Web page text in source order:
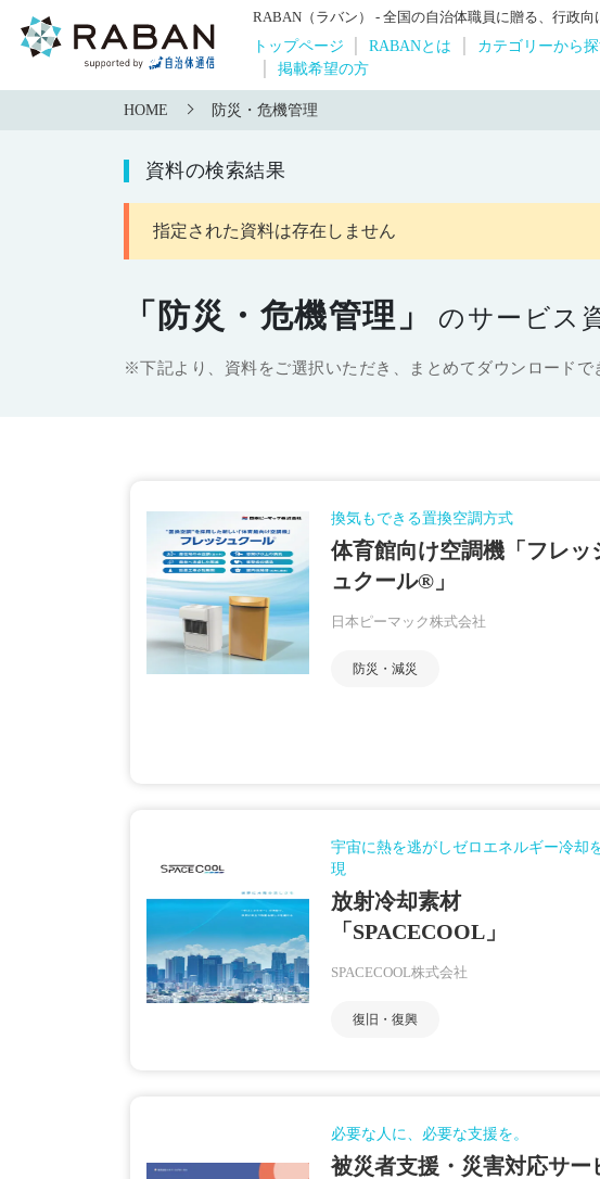
RABAN（ラバン） - 全国の自治体職員に贈る、行政
トップページ RABANとは カテゴリーから
掲載希望の方
HOME 防災・危機管理
資料の検索結果
指定された資料は存在しません
「防災・危機管理」 のサービス
※下記より、資料をご選択いただき、まとめてダウンロードで
換気もできる置換空調方式
体育館向け空調機「フレッ
ュクール®」
日本ピーマック株式会社
防災・減災
宇宙に熱を逃がしゼロエネルギー冷却
現
放射冷却素材
「SPACECOOL」
SPACECOOL株式会社
復旧・復興
必要な人に、必要な支援を。
被災者支援・災害対応サー